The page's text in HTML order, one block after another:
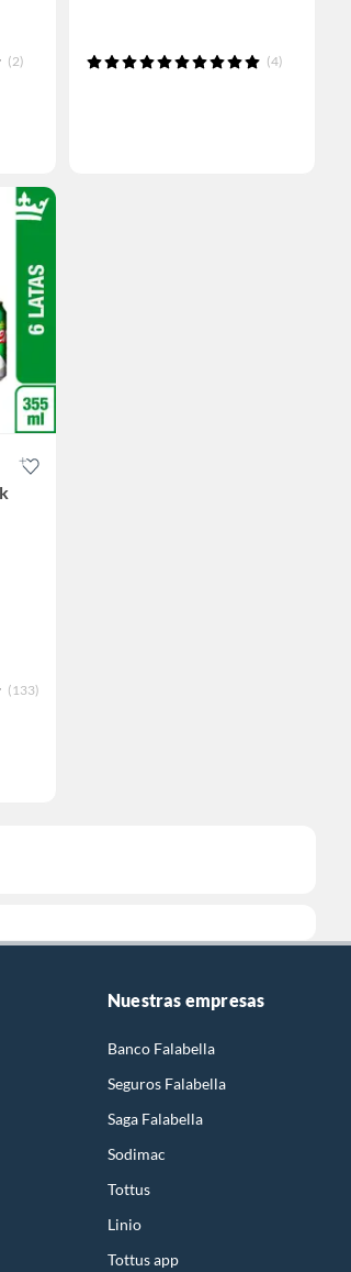
(2) (4)
(133)
Nuestras empresas
Banco Falabella
Seguros Falabella
Saga Falabella
Sodimac
Tottus
Linio
Tottus app